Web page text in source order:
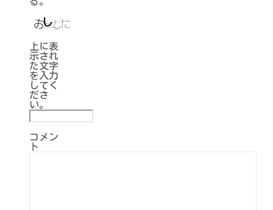
上に表
示され
た文字
を入力
してく
ださ
い。
コメン
ト